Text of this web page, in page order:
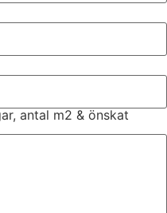
antal m2 & önskat